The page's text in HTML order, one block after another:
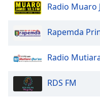
Reset
Close
Modal
End
dialog
window.
Radio Muaro
Rapemda
Radio
RDS FM